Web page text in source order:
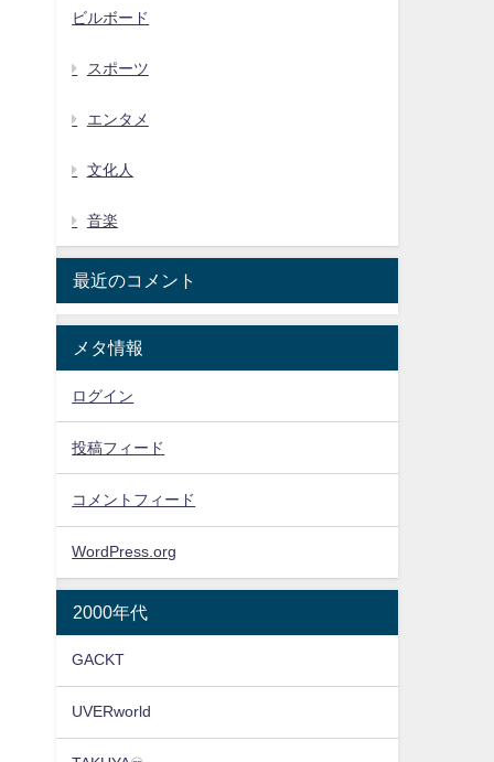
ビルボード
スポーツ
エンタメ
文化人
音楽
最近のコメント
メタ情報
ログイン
投稿フィード
コメントフィード
WordPress.org
2000年代
GACKT
UVERworld